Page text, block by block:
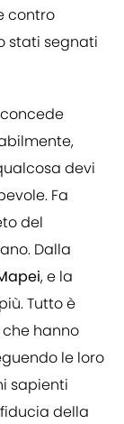
contro
stati segnati
devi
Fa
del
Dalla
, e la
Tutto è
che hanno
le loro
sapienti
della